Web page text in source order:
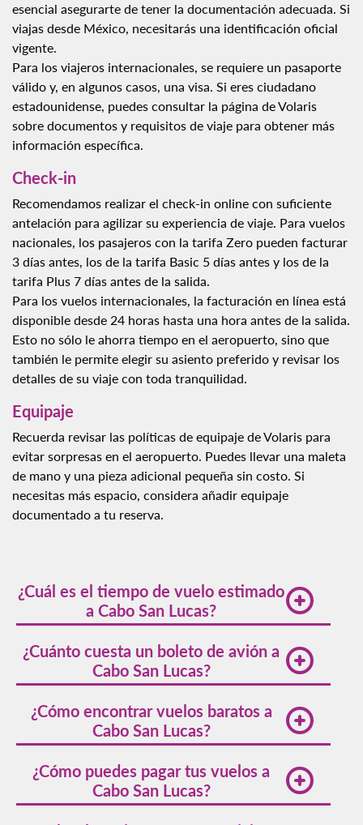
esencial asegurarte de tener la documentación adecuada. Si
viajas desde México, necesitarás una identificación oficial
vigente.
Para los viajeros internacionales, se requiere un pasaporte
válido y, en algunos casos, una visa. Si eres ciudadano
estadounidense, puedes consultar la página de Volaris
sobre documentos y requisitos de viaje para obtener más
información específica.
Check-in
Recomendamos realizar el check-in online con suficiente
antelación para agilizar su experiencia de viaje. Para vuelos
nacionales, los pasajeros con la tarifa Zero pueden facturar
3 días antes, los de la tarifa Basic 5 días antes y los de la
tarifa Plus 7 días antes de la salida.
Para los vuelos internacionales, la facturación en línea está
disponible desde 24 horas hasta una hora antes de la salida.
Esto no sólo le ahorra tiempo en el aeropuerto, sino que
también le permite elegir su asiento preferido y revisar los
detalles de su viaje con toda tranquilidad.
Equipaje
Recuerda revisar las políticas de equipaje de Volaris para
evitar sorpresas en el aeropuerto. Puedes llevar una maleta
de mano y una pieza adicional pequeña sin costo. Si
necesitas más espacio, considera añadir equipaje
documentado a tu reserva.
¿Cuál es el tiempo de vuelo estimado
a Cabo San Lucas?
varía según el punto de origen. Desde ciudades
en Estados Unidos como Los Ángeles o San
a 3 horas.
¿Cuánto cuesta un boleto de avión a
Cabo San Lucas?
fluctúan según la temporada, la demanda y el
punto de partida. Con Volaris, estos vuelos
mejores ofertas, se recomienda ser flexible con
las fechas de viaje y reservar con anticipación.
¿Cómo encontrar vuelos baratos a
Cabo San Lucas?
te recomendamos seguir algunos consejos
prácticos que puedes consultar en nuestra página
¿Cómo puedes pagar tus vuelos a
Cabo San Lucas?